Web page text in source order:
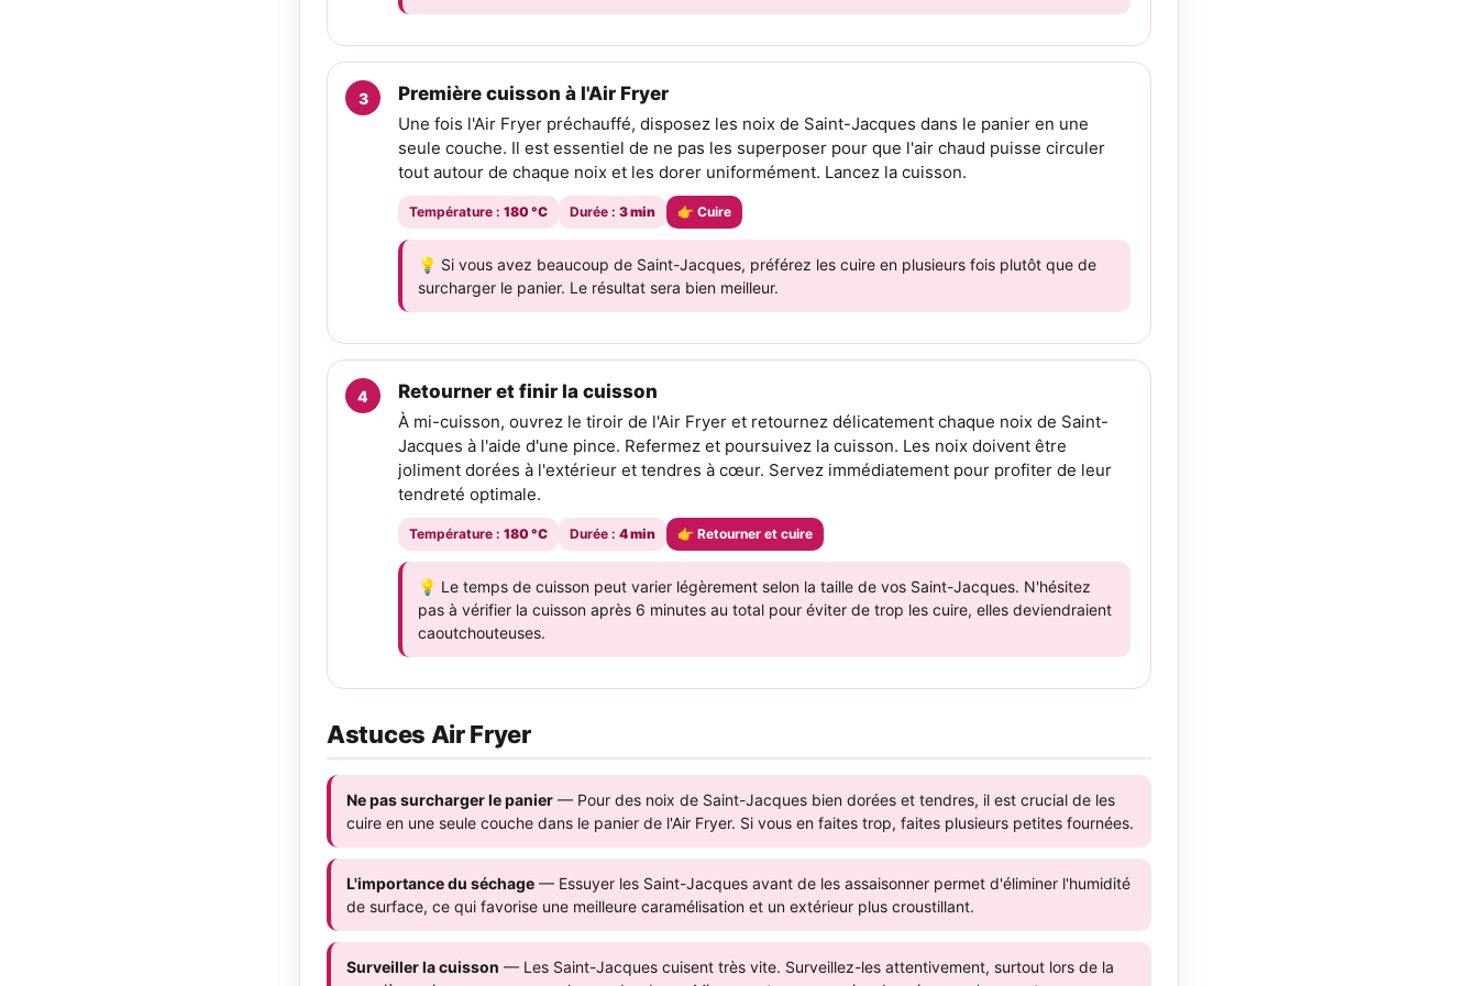
Première cuisson à l'Air Fryer
Une fois l'Air Fryer préchauffé, disposez les noix de Saint-Jacques dans le panier en une
seule couche. Il est essentiel de ne pas les superposer pour que l'air chaud puisse circuler
tout autour de chaque noix et les dorer uniformément. Lancez la cuisson.
Température : 180 °C Durée : 3 min 👉 Cuire
💡 Si vous avez beaucoup de Saint-Jacques, préférez les cuire en plusieurs fois plutôt que de
surcharger le panier. Le résultat sera bien meilleur.
Retourner et finir la cuisson
À mi-cuisson, ouvrez le tiroir de l'Air Fryer et retournez délicatement chaque noix de Saint-
Jacques à l'aide d'une pince. Refermez et poursuivez la cuisson. Les noix doivent être
joliment dorées à l'extérieur et tendres à cœur. Servez immédiatement pour profiter de leur
tendreté optimale.
Température : 180 °C Durée : 4 min 👉 Retourner et cuire
💡 Le temps de cuisson peut varier légèrement selon la taille de vos Saint-Jacques. N'hésitez
pas à vérifier la cuisson après 6 minutes au total pour éviter de trop les cuire, elles deviendraient
caoutchouteuses.
Astuces Air Fryer
Ne pas surcharger le panier — Pour des noix de Saint-Jacques bien dorées et tendres, il est crucial de les
cuire en une seule couche dans le panier de l'Air Fryer. Si vous en faites trop, faites plusieurs petites fournées.
L'importance du séchage — Essuyer les Saint-Jacques avant de les assaisonner permet d'éliminer l'humidité
de surface, ce qui favorise une meilleure caramélisation et un extérieur plus croustillant.
Surveiller la cuisson — Les Saint-Jacques cuisent très vite. Surveillez-les attentivement, surtout lors de la